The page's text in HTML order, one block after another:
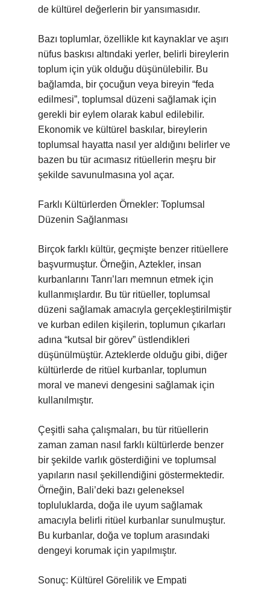
de kültürel değerlerin bir yansımasıdır.
Bazı toplumlar, özellikle kıt kaynaklar ve aşırı
nüfus baskısı altındaki yerler, belirli bireylerin
toplum için yük olduğu düşünülebilir. Bu
bağlamda, bir çocuğun veya bireyin “feda
edilmesi”, toplumsal düzeni sağlamak için
gerekli bir eylem olarak kabul edilebilir.
Ekonomik ve kültürel baskılar, bireylerin
toplumsal hayatta nasıl yer aldığını belirler ve
bazen bu tür acımasız ritüellerin meşru bir
şekilde savunulmasına yol açar.
Farklı Kültürlerden Örnekler: Toplumsal
Düzenin Sağlanması
Birçok farklı kültür, geçmişte benzer ritüellere
başvurmuştur. Örneğin, Aztekler, insan
kurbanlarını Tanrı’ları memnun etmek için
kullanmışlardır. Bu tür ritüeller, toplumsal
düzeni sağlamak amacıyla gerçekleştirilmiştir
ve kurban edilen kişilerin, toplumun çıkarları
adına “kutsal bir görev” üstlendikleri
düşünülmüştür. Azteklerde olduğu gibi, diğer
kültürlerde de ritüel kurbanlar, toplumun
moral ve manevi dengesini sağlamak için
kullanılmıştır.
Çeşitli saha çalışmaları, bu tür ritüellerin
zaman zaman nasıl farklı kültürlerde benzer
bir şekilde varlık gösterdiğini ve toplumsal
yapıların nasıl şekillendiğini göstermektedir.
Örneğin, Bali’deki bazı geleneksel
topluluklarda, doğa ile uyum sağlamak
amacıyla belirli ritüel kurbanlar sunulmuştur.
Bu kurbanlar, doğa ve toplum arasındaki
dengeyi korumak için yapılmıştır.
Sonuç: Kültürel Görelilik ve Empati